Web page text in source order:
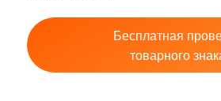
Бесплатная
товарного